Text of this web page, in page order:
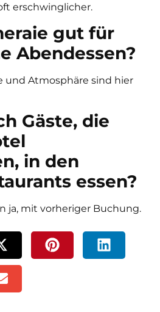
erschwinglicher.
gut für
Abendessen?
und Atmosphäre sind hier
Gäste, die
in den
essen?
ja, mit vorheriger Buchung.